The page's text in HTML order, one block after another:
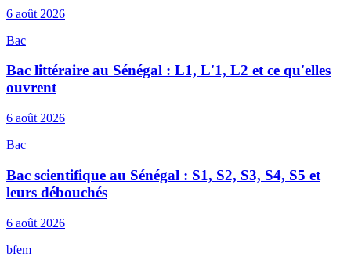
6 août 2026
Bac
Bac littéraire au Sénégal : L1, L'1, L2 et ce qu'elles
ouvrent
6 août 2026
Bac
Bac scientifique au Sénégal : S1, S2, S3, S4, S5 et
leurs débouchés
6 août 2026
bfem